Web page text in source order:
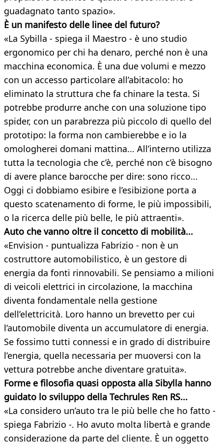
guadagnato tanto spazio».
È un manifesto delle linee del futuro?
«La Sybilla - spiega il Maestro - è uno studio
ergonomico per chi ha denaro, perché non è una
macchina economica. È una due volumi e mezzo
con un accesso particolare all’abitacolo: ho
eliminato la struttura che fa chinare la testa. Si
potrebbe produrre anche con una soluzione tipo
spider, con un parabrezza più piccolo di quello del
prototipo: la forma non cambierebbe e io la
omologherei domani mattina... All’interno utilizza
tutta la tecnologia che c’è, perché non c’è bisogno
di avere plance barocche per dire: sono ricco...
Oggi ci dobbiamo esibire e l’esibizione porta a
questo scatenamento di forme, le più impossibili,
o la ricerca delle più belle, le più attraenti».
Auto che vanno oltre il concetto di mobilità...
«Envision - puntualizza Fabrizio - non è un
costruttore automobilistico, è un gestore di
energia da fonti rinnovabili. Se pensiamo a milioni
di veicoli elettrici in circolazione, la macchina
diventa fondamentale nella gestione
dell’elettricità. Loro hanno un brevetto per cui
l’automobile diventa un accumulatore di energia.
Se fossimo tutti connessi e in grado di distribuire
l’energia, quella necessaria per muoversi con la
vettura potrebbe anche diventare gratuita».
Forme e filosofia quasi opposta alla Sibylla hanno
guidato lo sviluppo della Techrules Ren RS...
«La considero un’auto tra le più belle che ho fatto -
spiega Fabrizio -. Ho avuto molta libertà e grande
considerazione da parte del cliente. È un oggetto